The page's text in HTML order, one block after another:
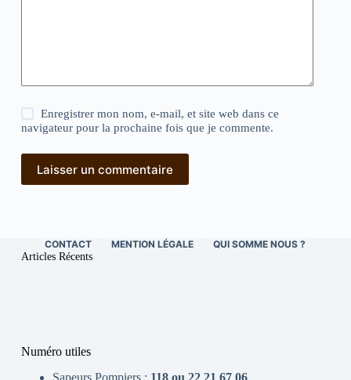
Enregistrer mon nom, e-mail, et site web dans ce
navigateur pour la prochaine fois que je commente.
Laisser un commentaire
CONTACT MENTION LÉGALE QUI SOMME NOUS ?
Articles Récents
Numéro utiles
Sapeurs Pompiers : 118 ou 22 21 67 06